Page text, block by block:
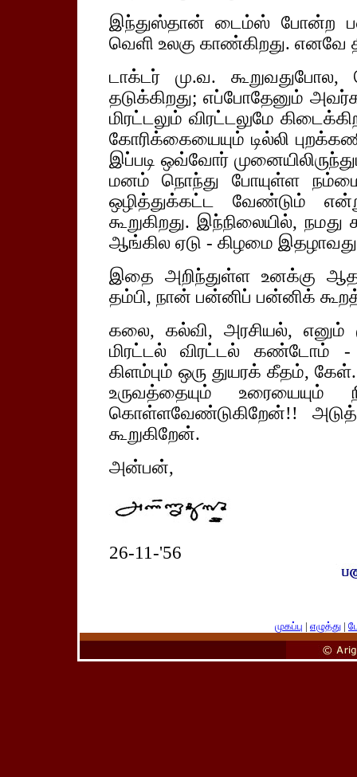
இந்துஸ்தான் டைம்ஸ் போன்ற
வெளி உலகு காண்கிறது. எனவே
டாக்டர் மு.வ.
தடுக்கிறது; எப்போதேனும்
மிரட்டலும் விரட்டலுமே
கோரிக்கையையும் டில்லி
இப்படி ஒவ்வோர்
மனம் நொந்து போயுள்ள
ஒழித்துக்கட்ட வேண்டும்
கூறுகிறது. இந்நிலையில்,
ஆங்கில ஏடு - கிழமை
இதை அறிந்துள்ள உனக்கு
தம்பி, நான் பன்னிப் பன்னிக்
கலை, கல்வி, அரசியல், எனும்
மிரட்டல் விரட்டல் கண்டோம் -
கிளம்பும் ஒரு துயரக் கீதம்,
உருவத்தையும் உரையையும்
கொள்ளவேண்டுகிறேன்!!
கூறுகிறேன்.
அன்பன்,
26-11-'56
முகப்பு | எழுத்து |